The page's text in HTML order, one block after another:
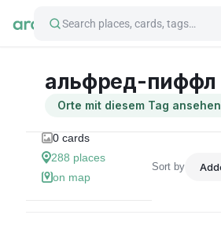
Search places, cards, tags…
альфред-пиффл
Orte mit diesem Tag ansehen
0 cards
288 places
on map
Sort by